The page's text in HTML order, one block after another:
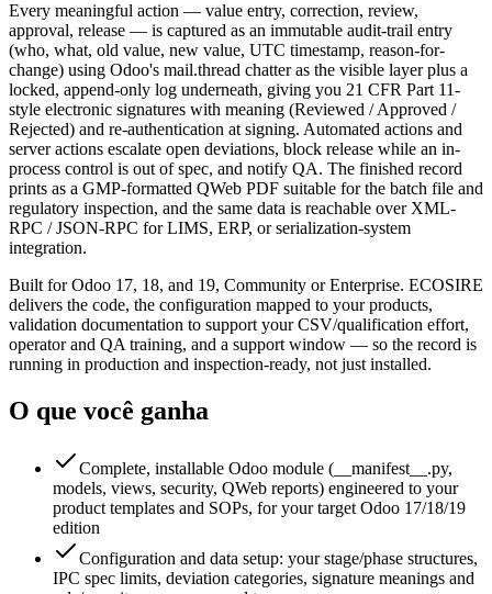
Every meaningful action — value entry, correction, review,
approval, release — is captured as an immutable audit-trail entry
(who, what, old value, new value, UTC timestamp, reason-for-
change) using Odoo's mail.thread chatter as the visible layer plus a
locked, append-only log underneath, giving you 21 CFR Part 11-
style electronic signatures with meaning (Reviewed / Approved /
Rejected) and re-authentication at signing. Automated actions and
server actions escalate open deviations, block release while an in-
process control is out of spec, and notify QA. The finished record
prints as a GMP-formatted QWeb PDF suitable for the batch file and
regulatory inspection, and the same data is reachable over XML-
RPC / JSON-RPC for LIMS, ERP, or serialization-system
integration.
Built for Odoo 17, 18, and 19, Community or Enterprise. ECOSIRE
delivers the code, the configuration mapped to your products,
validation documentation to support your CSV/qualification effort,
operator and QA training, and a support window — so the record is
running in production and inspection-ready, not just installed.
O que você ganha
Complete, installable Odoo module (__manifest__.py,
models, views, security, QWeb reports) engineered to your
product templates and SOPs, for your target Odoo 17/18/19
edition
Configuration and data setup: your stage/phase structures,
IPC spec limits, deviation categories, signature meanings and